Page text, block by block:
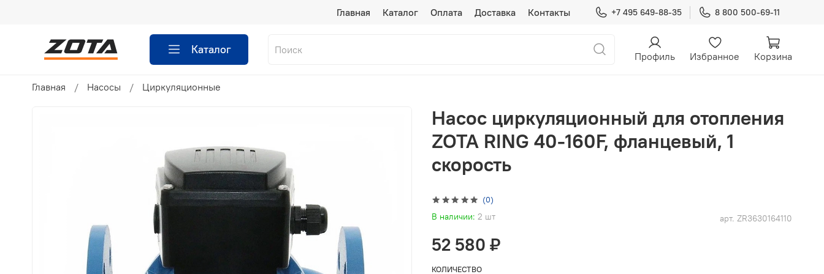
Главная Каталог Оплата Доставка Контакты +7 495 649-88-35 8 800 500-69-11
Каталог Профиль Избранное Корзина
Главная Насосы Циркуляционные
(0)
арт. ZR3630164110
В наличии: 2 шт
Насос циркуляционный для отопления
ZOTA RING 40-160F, фланцевый, 1
скорость
52 580 ₽
КОЛИЧЕСТВО